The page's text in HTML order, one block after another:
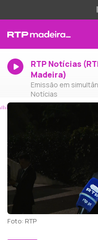
RTP Notícias
Madeira)
Emissão em
Notícias
Foto: RTP